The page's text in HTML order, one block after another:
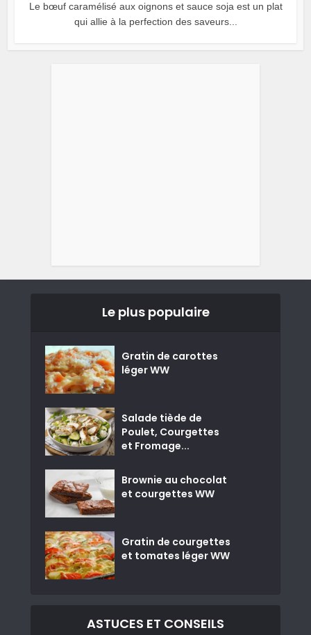
Le bœuf caramélisé aux oignons et sauce soja est un plat
qui allie à la perfection des saveurs...
Le plus populaire
Gratin de carottes
léger WW
Salade tiède de
Poulet, Courgettes
et Fromage...
Brownie au chocolat
et courgettes WW
Gratin de courgettes
et tomates léger WW
ASTUCES ET CONSEILS